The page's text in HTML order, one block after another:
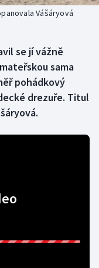
Vášáryová
se jí vážně
sama
pohádkový
drezuře. Titul